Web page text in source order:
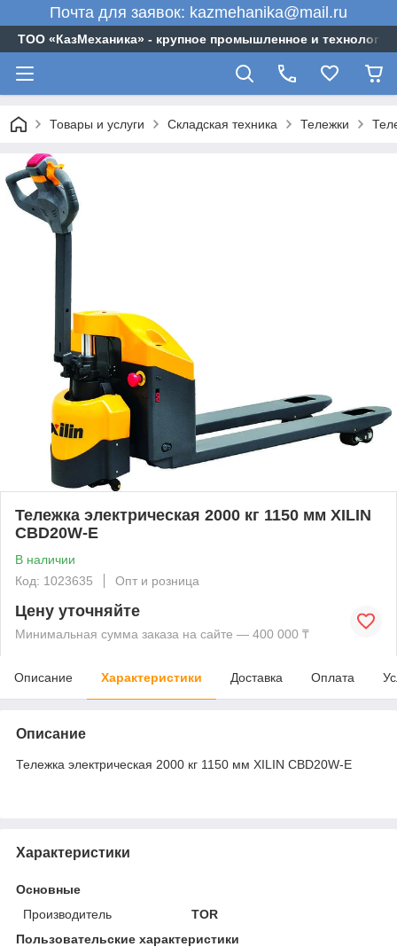
Почта для заявок: kazmehanika@mail.ru
ТОО «‎КазМеханика» - крупное промышленное и
Товары и услуги Складская техника Тележки
Тележка электрическая 2000 кг 1150 мм XILIN
CBD20W-E
В наличии
Код: 1023635
Опт и розница
Цену уточняйте
Минимальная сумма заказа на сайте — 400 000 ₸
Описание Характеристики Доставка Оплата
Описание
Тележка электрическая 2000 кг 1150 мм XILIN CBD20W-E
Характеристики
Основные
Производитель
TOR
Пользовательские характеристики